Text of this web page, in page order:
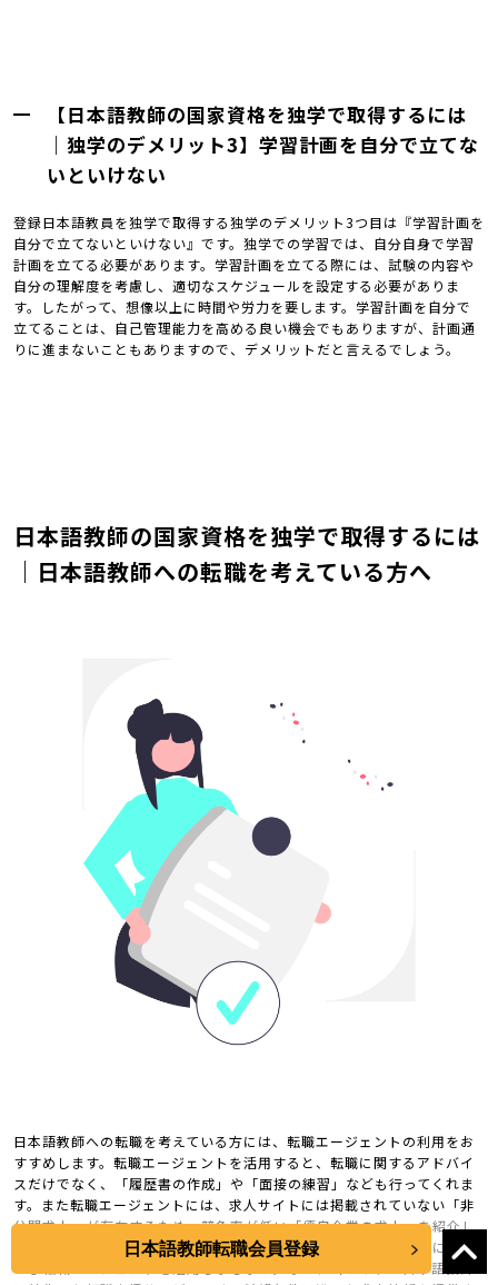
【日本語教師の国家資格を独学で取得するには
｜独学のデメリット3】学習計画を自分で立てな
いといけない
登録日本語教員を独学で取得する独学のデメリット3つ目は『学習計画を
自分で立てないといけない』です。独学での学習では、自分自身で学習
計画を立てる必要があります。学習計画を立てる際には、試験の内容や
自分の理解度を考慮し、適切なスケジュールを設定する必要がありま
す。したがって、想像以上に時間や労力を要します。学習計画を自分で
立てることは、自己管理能力を高める良い機会でもありますが、計画通
りに進まないこともありますので、デメリットだと言えるでしょう。
日本語教師の国家資格を独学で取得するには
｜日本語教師への転職を考えている方へ
日本語教師への転職を考えている方には、転職エージェントの利用をお
すすめします。転職エージェントを活用すると、転職に関するアドバイ
スだけでなく、「履歴書の作成」や「面接の練習」なども行ってくれま
す。また転職エージェントには、求人サイトには掲載されていない「非
公開求人」が存在するため、競争率が低い「優良企業の求人」を紹介し
てくれるかもしれません。日本語教師への転職を成功させるためにも、
ぜひ転職エージェントを活用しましょう。なお、当サイトは日本語教師
日本語教師転職会員登録